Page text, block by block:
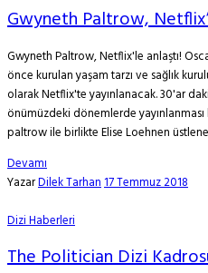
Gwyneth Paltrow,
Gwyneth Paltrow, Netflix'le anlaştı!
önce kurulan yaşam tarzı ve sağlık
olarak Netflix'te yayınlanacak. 30'ar
önümüzdeki dönemlerde
paltrow ile birlikte Elise Loehnen
Devamı
YazarDilek Tarhan17 Temmuz 2018
Dizi Haberleri
The Politician Dizi